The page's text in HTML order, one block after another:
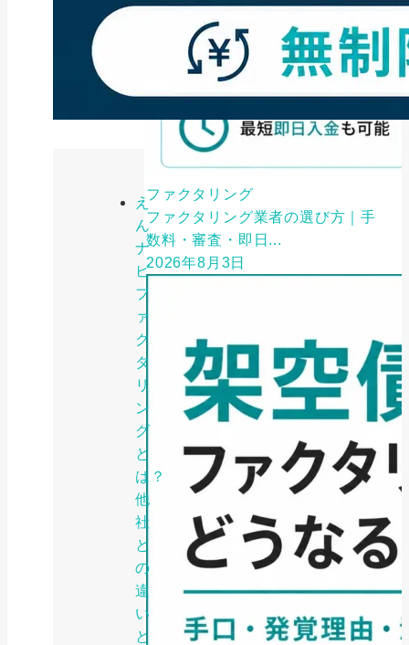
え
ん
ナ
ビ
フ
ァ
ク
タ
リ
ン
グ
と
は？
他
社
と
の
違
い
と
ファクタリング
ファクタリング業者の選び方｜手
数料・審査・即日...
2026年8月3日